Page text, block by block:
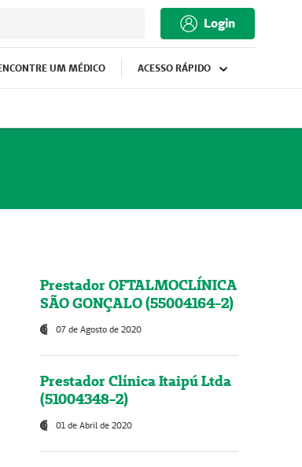
Login
UM MÉDICO ACESSO RÁPIDO
Prestador OFTALMOCLÍNICA
SÃO GONÇALO (55004164-2)
07 de Agosto de 2020
Prestador Clínica Itaipú Ltda
(51004348-2)
01 de Abril de 2020